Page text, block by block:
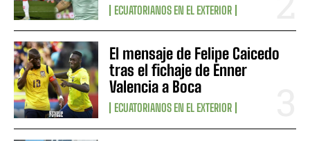
ECUATORIANOS EN EL EXTERIOR
El mensaje de Felipe Caicedo
tras el fichaje de Enner
Valencia a Boca
ECUATORIANOS EN EL EXTERIOR